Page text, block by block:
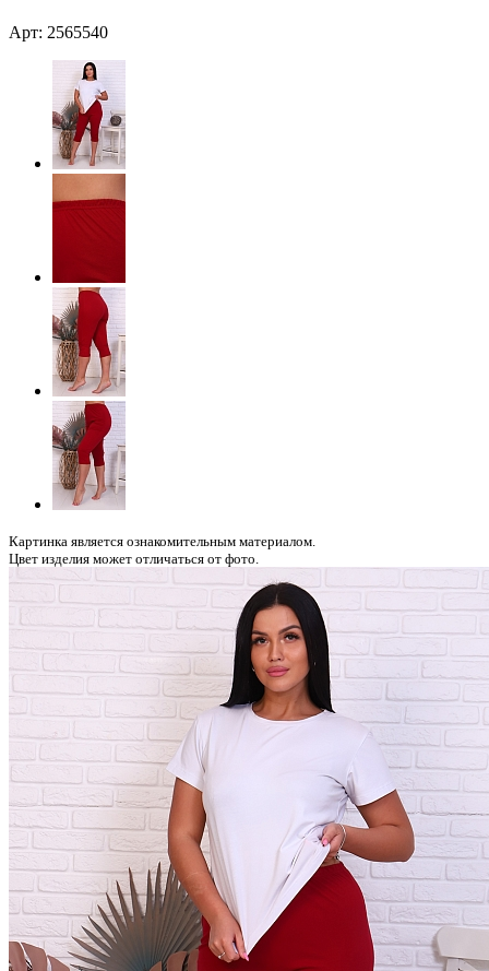
Арт: 2565540
Картинка является ознакомительным материалом.
Цвет изделия может отличаться от фото.